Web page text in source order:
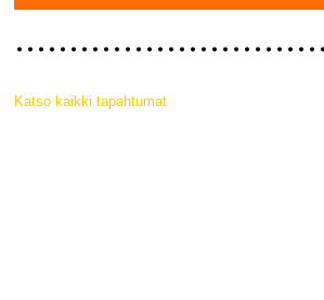
Katso kaikki tapahtumat